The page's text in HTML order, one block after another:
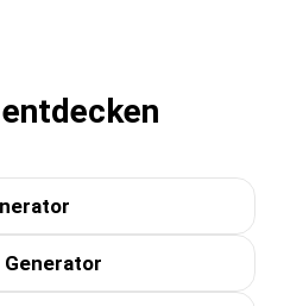
Generator